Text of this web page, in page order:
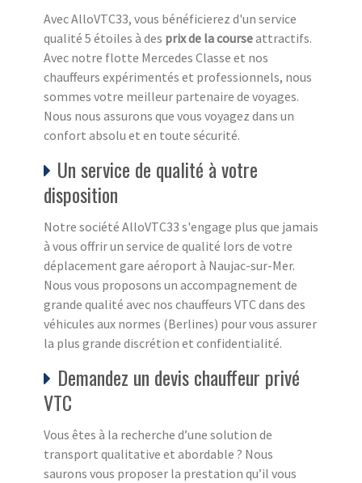
Avec AlloVTC33, vous bénéficierez d'un service
qualité 5 étoiles à des prix de la courseattractifs.
Avec notre flotte Mercedes Classe et nos
chauffeurs expérimentés et professionnels, nous
sommes votre meilleur partenaire de voyages.
Nous nous assurons que vous voyagez dans un
confort absolu et en toute sécurité.
Un service de qualité à votre
disposition
Notre société AlloVTC33 s'engage plus que jamais
à vous offrir un service de qualité lors de votre
déplacement gare aéroport à Naujac-sur-Mer.
Nous vous proposons un accompagnement de
grande qualité avec nos chauffeurs VTC dans des
véhicules aux normes (Berlines) pour vous assurer
la plus grande discrétion et confidentialité.
Demandez un devis chauffeur privé
VTC
Vous êtes à la recherche d’une solution de
transport qualitative et abordable ? Nous
saurons vous proposer la prestation qu’il vous